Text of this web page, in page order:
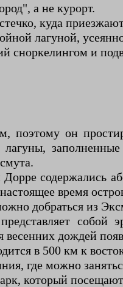
а не курорт.
куда
лагуной,
сноркелингом и
поэтому он
лагуны,
содержались
время
добраться из
весенних дождей
в 500 км к
где можно
который